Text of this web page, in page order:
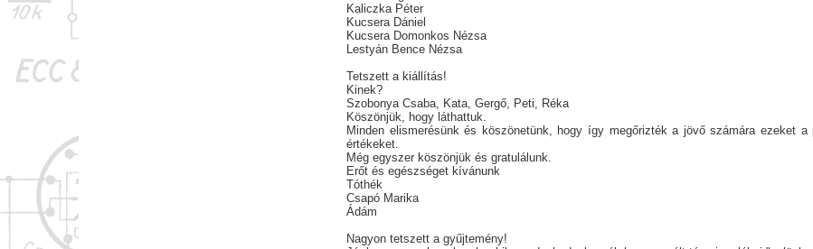
Kaliczka Péter
Kucsera Dániel
Kucsera Domonkos Nézsa
Lestyán Bence Nézsa
Tetszett a kiállítás!
Kinek?
Szobonya Csaba, Kata, Gergő, Peti, Réka
Köszönjük, hogy láthattuk.
Minden elismerésünk és köszönetünk, hogy így megőrizték a jövő számára ezeket a
értékeket.
Még egyszer köszönjük és gratulálunk.
Erőt és egészséget kívánunk
Tóthék
Csapó Marika
Ádám
Nagyon tetszett a gyűjtemény!